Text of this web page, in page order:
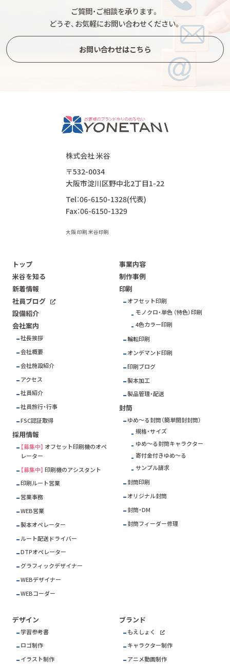
ご質問・ご相談を承ります。
どうぞ、お気軽にお問い合わせください。
お問い合わせはこちら
株式会社 米谷
〒532-0034
大阪市淀川区野中北2丁目1-22
Tel：06-6150-1328(代表)
Fax：06-6150-1329
大阪 印刷 米谷印刷
トップ
米谷を知る
新着情報
社員ブログ
設備紹介
会社案内
社長挨拶
会社概要
会社施設紹介
アクセス
社員紹介
社員旅行・行事
FSC認証取得
採用情報
【募集中】 オフセット印刷機のオペ
レーター
【募集中】 印刷機のアシスタント
印刷ルート営業
営業事務
WEB営業
製本オペレーター
ルート配送ドライバー
DTPオペレーター
グラフィックデザイナー
WEBデザイナー
WEBコーダー
事業内容
制作事例
印刷
オフセット印刷
モノクロ・単色 （特色）印刷
4色カラー印刷
輪転印刷
オンデマンド印刷
印刷ブログ
製本加工
製品管理・配送
封筒
ゆめ～る封筒（簡単開封封筒）
規格・サイズ
ゆめ～る封筒キャラクター
寄付金付きゆめ～る
サンプル請求
封筒印刷
オリジナル封筒
封筒・DM
封筒フィーダー修理
デザイン
学習参考書
ロゴ制作
イラスト制作
ブランド
もえしょく
キャラクター制作
アニメ動画制作